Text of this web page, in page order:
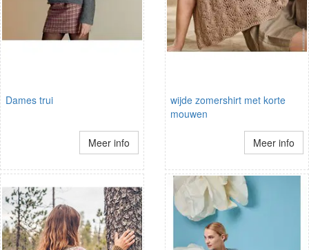
Dames trui
Meer info
wijde zomershirt met korte
mouwen
Meer info